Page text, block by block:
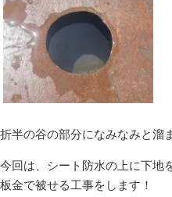
折半の谷の部分になみなみと溜
今回は、シート防水の上に下地
板金で被せる工事をします！